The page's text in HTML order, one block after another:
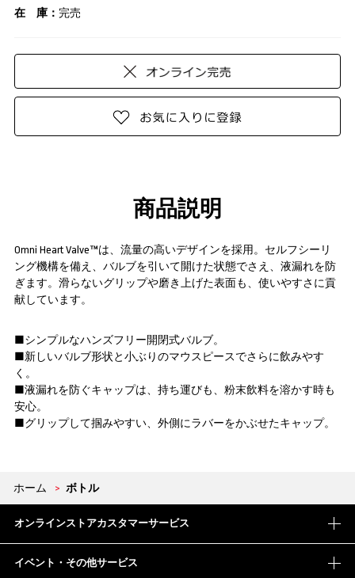
在 庫： 完売
商品説明
Omni Heart Valve™は、流量の高いデザインを採用。セルフシーリ
ング機構を備え、バルブを引いて開けた状態でさえ、液漏れを防
ぎます。滑らないグリップや磨き上げた表面も、使いやすさに貢
献しています。
■シンプルなハンズフリー開閉式バルブ。
■新しいバルブ形状と小ぶりのマウスピースでさらに飲みやす
く。
■液漏れを防ぐキャップは、持ち運びも、粉末飲料を溶かす時も
安心。
■グリップして掴みやすい、外側にラバーをかぶせたキャップ。
ホーム > ボトル
オンラインストアカスタマーサービス
イベント・その他サービス